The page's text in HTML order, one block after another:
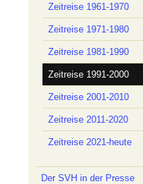
Zeitreise 1961-1970
Zeitreise 1971-1980
Zeitreise 1981-1990
Zeitreise 1991-2000
Zeitreise 2001-2010
Zeitreise 2011-2020
Zeitreise 2021-heute
Der SVH in der Presse